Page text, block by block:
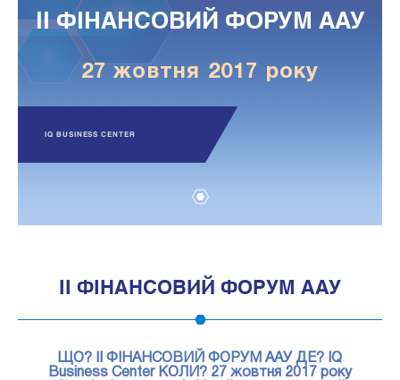
ІІ ФІНАНСОВИЙ ФОРУМ ААУ
27 жовтня 2017 року
IQ BUSINESS CENTER
ІІ ФІНАНСОВИЙ ФОРУМ ААУ
ЩО? ІІ ФІНАНСОВИЙ ФОРУМ ААУ ДЕ? IQ
Business Center КОЛИ? 27 жовтня 2017 року